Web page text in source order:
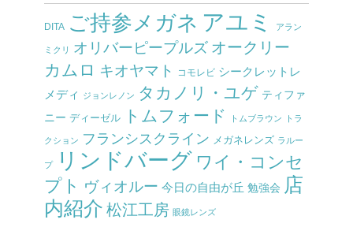
DITA ご持参メガネ アユミ アラン
ミクリ オリバーピープルズ オークリー
カムロ キオヤマト コモレビ シークレットレ
メディ
ジョンレノン タカノリ・ユゲ ティファ
ニー ディーゼル トムフォード トムブラウン トラ
クション フランシスクライン メガネレンズ ラルー
プ リンドバーグ ワイ・コンセ
プト ヴィオルー 今日の自由が丘 勉強会 店
内紹介 松江工房 眼鏡レンズ